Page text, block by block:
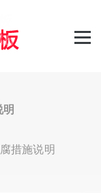
明
措施说明